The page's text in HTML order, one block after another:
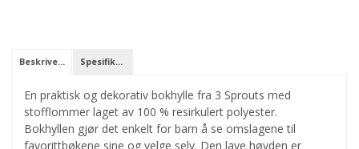
Beskrivelse Spesifikasjoner
En praktisk og dekorativ bokhylle fra 3 Sprouts med
stofflommer laget av 100 % resirkulert polyester.
Bokhyllen gjør det enkelt for barn å se omslagene til
favorittbøkene sine og velge selv. Den lave høyden er